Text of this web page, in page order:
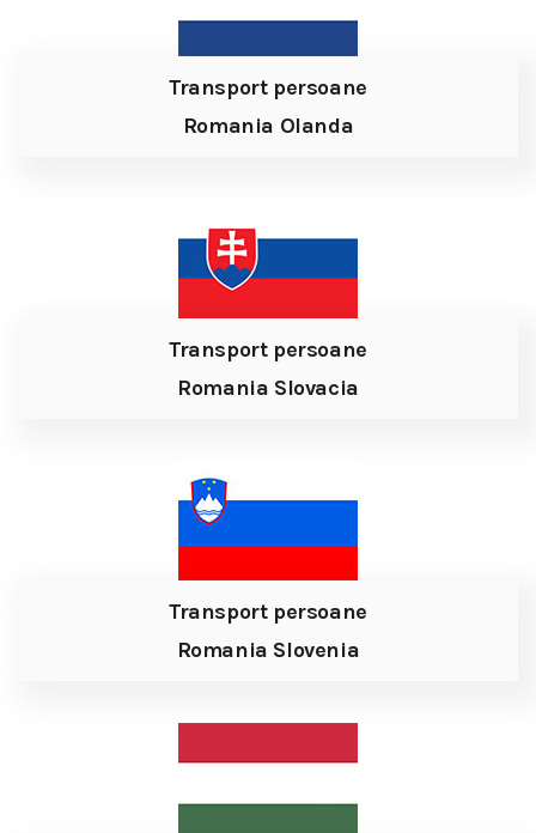
Transport persoane
Romania Olanda
Transport persoane
Romania Slovacia
Transport persoane
Romania Slovenia